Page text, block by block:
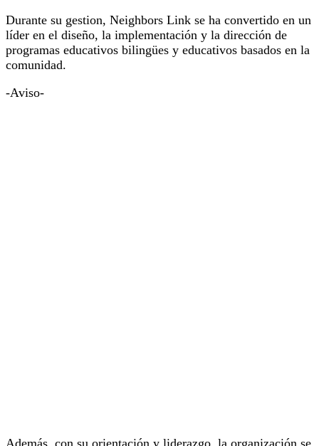
Durante su gestion, Neighbors Link se ha convertido en un
líder en el diseño, la implementación y la dirección de
programas educativos bilingües y educativos basados en la
comunidad.
-Aviso-
Además, con su orientación y liderazgo, la organización se